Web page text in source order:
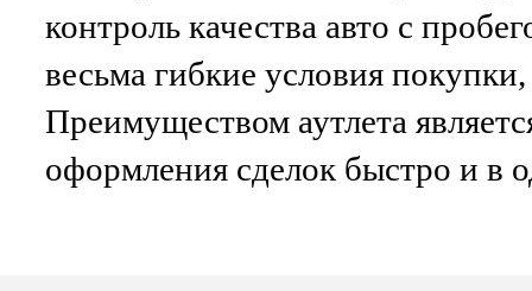
контроль качества авто с
весьма гибкие условия
Преимуществом аутлета
оформления сделок быстро и в